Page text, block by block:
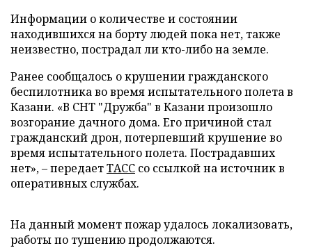
Информации о количестве и состоянии
находившихся на борту людей пока нет, также
неизвестно, пострадал ли кто-либо на земле.
Ранее сообщалось о крушении гражданского
беспилотника во время испытательного полета в
Казани. «В СНТ "Дружба" в Казани произошло
возгорание дачного дома. Его причиной стал
гражданский дрон, потерпевший крушение во
время испытательного полета. Пострадавших
нет», – передаетТАСС со ссылкой на источник в
оперативных службах.
На данный момент пожар удалось локализовать,
работы по тушению продолжаются.